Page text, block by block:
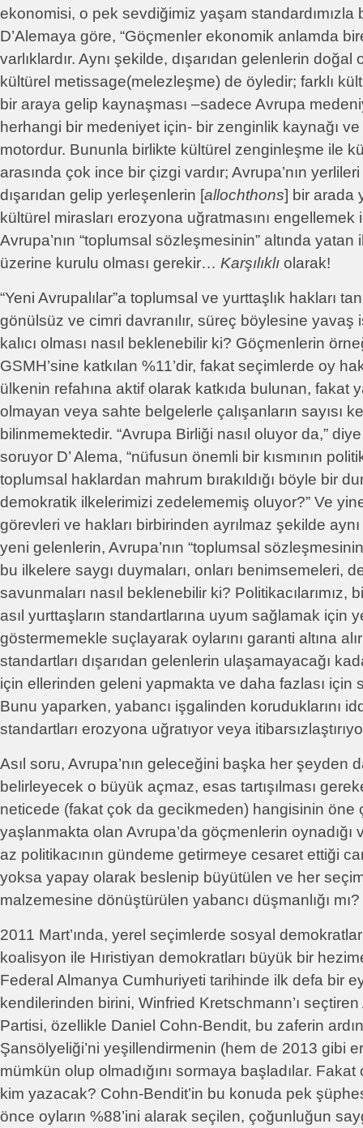
ekonomisi, o pek sevdiğimiz yaşam standardımızla
D’Alemaya göre, “Göçmenler ekonomik anlamda
varlıklardır. Aynı şekilde, dışarıdan gelenlerin
kültürel metissage(melezleşme) de öyledir; farklı
bir araya gelip kaynaşması –sadece Avrupa
herhangi bir medeniyet için- bir zenginlik kaynağı ve
motordur. Bununla birlikte kültürel zenginleşme ile
arasında çok ince bir çizgi vardır; Avrupa’nın yerlileri
dışarıdan gelip yerleşenlerin [allochthons] bir arada
kültürel mirasları erozyona uğratmasını engellemek
Avrupa’nın “toplumsal sözleşmesinin” altında yatan
üzerine kurulu olması gerekir… Karşılıklı olarak!
“Yeni Avrupalılar”a toplumsal ve yurttaşlık hakları
gönülsüz ve cimri davranılır, süreç böylesine yavaş
kalıcı olması nasıl beklenebilir ki? Göçmenlerin
GSMH’sine katkılan %11’dir, fakat seçimlerde oy
ülkenin refahına aktif olarak katkıda bulunan, fakat
olmayan veya sahte belgelerle çalışanların sayısı
bilinmemektedir. “Avrupa Birliği nasıl oluyor da,”
soruyor D’ Alema, “nüfusun önemli bir kısmının
toplumsal haklardan mahrum bırakıldığı böyle bir
demokratik ilkelerimizi zedelememiş oluyor?” Ve
görevleri ve hakları birbirinden ayrılmaz şekilde
yeni gelenlerin, Avrupa’nın “toplumsal
bu ilkelere saygı duymaları, onları benimsemeleri,
savunmaları nasıl beklenebilir ki? Politikacılarımız,
asıl yurttaşların standartlarına uyum sağlamak için
göstermemekle suçlayarak oylarını garanti altına
standartları dışarıdan gelenlerin ulaşamayacağı
için ellerinden geleni yapmakta ve daha fazlası için
Bunu yaparken, yabancı işgalinden koruduklarını
standartları erozyona uğratıyor veya
Asıl soru, Avrupa’nın geleceğini başka her şeyden
belirleyecek o büyük açmaz, esas tartışılması
neticede (fakat çok da gecikmeden) hangisinin öne
yaşlanmakta olan Avrupa’da göçmenlerin
az politikacının gündeme getirmeye cesaret ettiği
yoksa yapay olarak beslenip büyütülen ve her
malzemesine dönüştürülen yabancı düşmanlığı mı?
2011 Mart’ında, yerel seçimlerde sosyal
koalisyon ile Hıristiyan demokratları büyük bir
Federal Almanya Cumhuriyeti tarihinde ilk defa bir
kendilerinden birini, Winfried Kretschmann’ı
Partisi, özellikle Daniel Cohn-Bendit, bu zaferin
Şansölyeliği’ni yeşillendirmenin (hem de 2013 gibi
mümkün olup olmadığını sormaya başladılar. Fakat
kim yazacak? Cohn-Bendit’in bu konuda pek
önce oyların %88’ini alarak seçilen, çoğunluğun